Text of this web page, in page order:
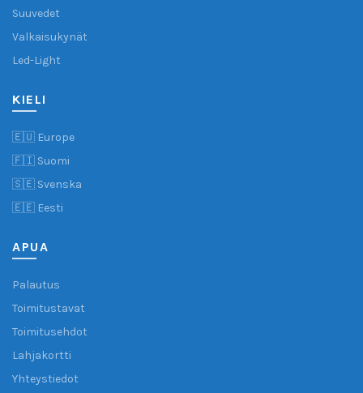
Suuvedet
Valkaisukynät
Led-Light
KIELI
🇪🇺 Europe
🇫🇮 Suomi
🇸🇪 Svenska
🇪🇪 Eesti
APUA
Palautus
Toimitustavat
Toimitusehdot
Lahjakortti
Yhteystiedot